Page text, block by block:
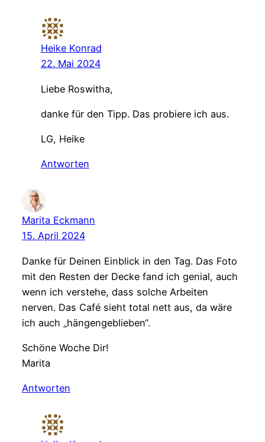
Heike Konrad
22. Mai 2024
Liebe Roswitha,
danke für den Tipp. Das probiere ich aus.
LG, Heike
Antworten
Marita Eckmann
15. April 2024
Danke für Deinen Einblick in den Tag. Das Foto
mit den Resten der Decke fand ich genial, auch
wenn ich verstehe, dass solche Arbeiten
nerven. Das Café sieht total nett aus, da wäre
ich auch „hängengeblieben“.
Schöne Woche Dir!
Marita
Antworten